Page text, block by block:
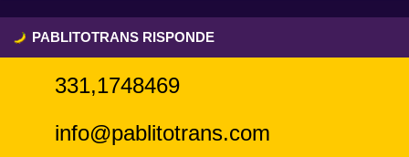
PABLITOTRANS RISPONDE
331,1748469
info@pablitotrans.com